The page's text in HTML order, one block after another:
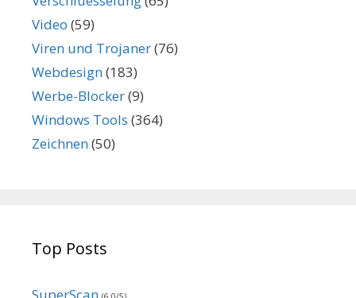
Video (59)
Viren und Trojaner(76)
Webdesign(183)
Werbe-Blocker(9)
Windows Tools (364)
Zeichnen(50)
Top Posts
SuperScan